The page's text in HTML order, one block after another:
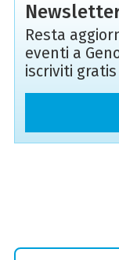
Resta
eventi a
iscriviti